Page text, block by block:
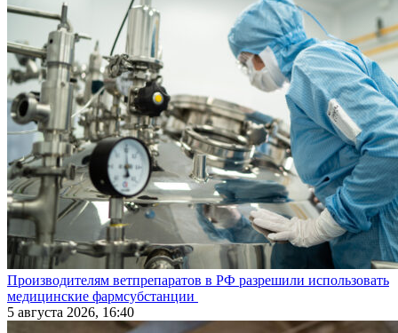
Производителям ветпрепаратов в РФ разрешили использовать
медицинские фармсубстанции
5 августа 2026, 16:40